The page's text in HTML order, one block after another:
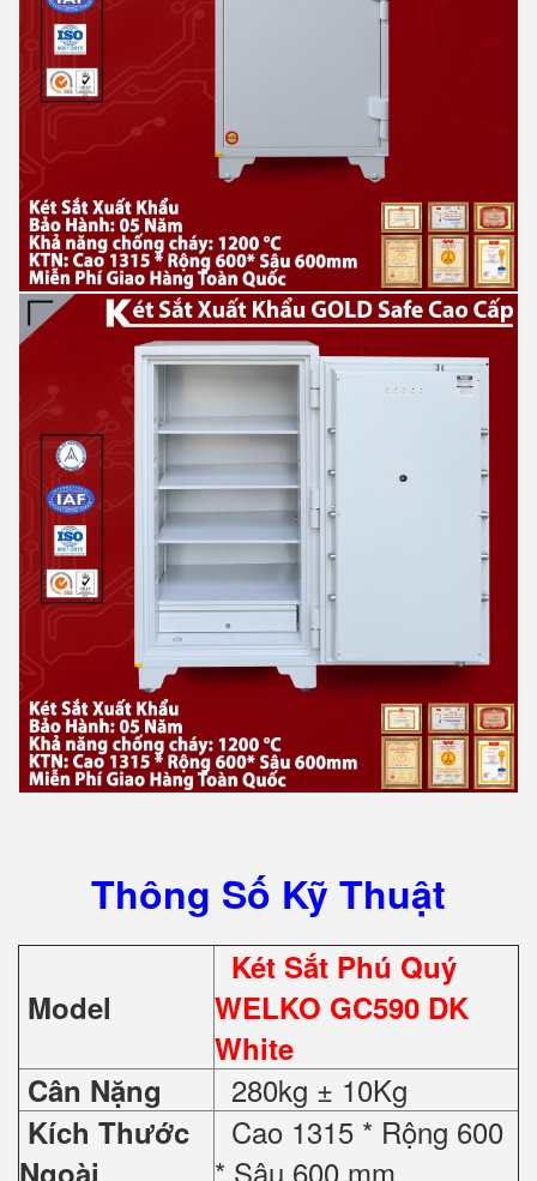
Thông Số Kỹ Thuật
Model
Két Sắt Phú Quý
WELKO GC590 DK
White
Cân Nặng
280kg ± 10Kg
Kích Thước
Ngoài
Cao 1315 * Rộng 600
* Sâu 600 mm